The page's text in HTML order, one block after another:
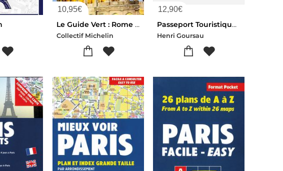
10,95€
Le Guide Vert : Rome : Plan De Ville Plastifie
Collectif Michelin
12,90€
Passeport Touristique ; Carte De Paris Peinte A La Main ; Dictionnaire Pour Voyageurs Et Touristes
Henri Goursau